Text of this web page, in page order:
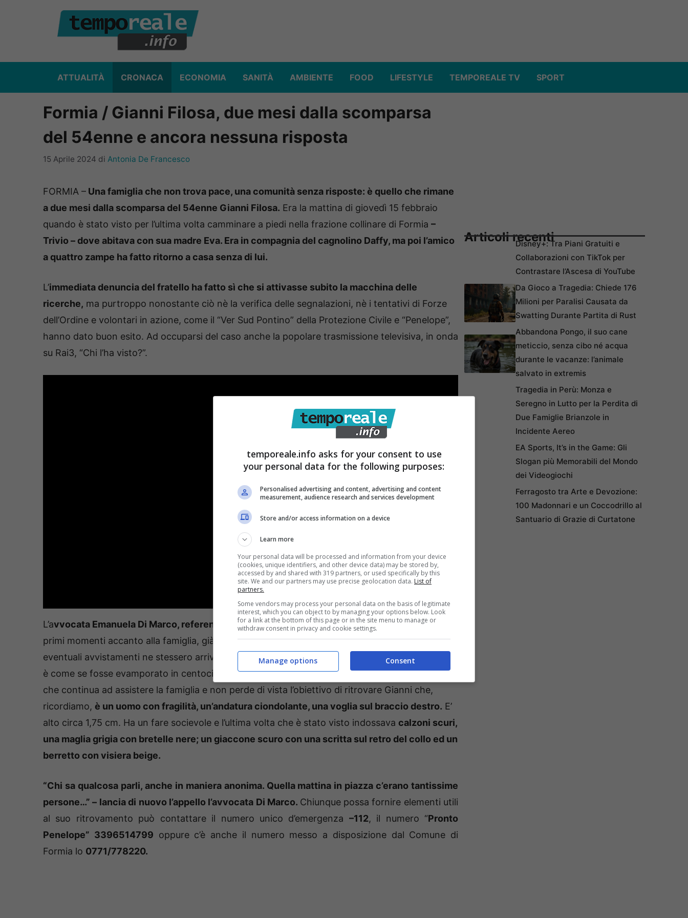
ATTUALITÀ CRONACA ECONOMIA SANITÀ AMBIENTE FOOD LIFESTYLE TEMPOREALE TV SPORT
Formia / Gianni Filosa, due mesi dalla scomparsa
del 54enne e ancora nessuna risposta
15 Aprile 2024 di Antonia De Francesco
FORMIA – Una famiglia che non trova pace, una comunità senza risposte: è quello che rimane
a due mesi dalla scomparsa del 54enne Gianni Filosa. Era la mattina di giovedì 15 febbraio
quando è stato visto per l’ultima volta camminare a piedi nella frazione collinare di Formia –
Trivio – dove abitava con sua madre Eva. Era in compagnia del cagnolino Daffy, ma poi l’amico
a quattro zampe ha fatto ritorno a casa senza di lui.
L’immediata denuncia del fratello ha fatto sì che si attivasse subito la macchina delle
ricerche, ma purtroppo nonostante ciò nè la verifica delle segnalazioni, nè i tentativi di Forze
dell’Ordine e volontari in azione, come il “Ver Sud Pontino” della Protezione Civile e “Penelope”,
hanno dato buon esito. Ad occuparsi del caso anche la popolare trasmissione televisiva, in onda
su Rai3, “Chi l’ha visto?”.
L’avvocata Emanuela Di Marco, referente per il Lazio dell’associazione “Penelope” , fin dai
primi momenti accanto alla famiglia, già un mese fa aveva riferito come di segnalazioni di
eventuali avvistamenti ne stessero arrivando sempre meno. “In questo momento è buio totale;
è come se fosse evamporato in centocinquanta metri sotto casa” – afferma l’avvocata Di Marco
che continua ad assistere la famiglia e non perde di vista l’obiettivo di ritrovare Gianni che,
ricordiamo, è un uomo con fragilità, un’andatura ciondolante, una voglia sul braccio destro. E’
alto circa 1,75 cm. Ha un fare socievole e l’ultima volta che è stato visto indossava calzoni scuri,
una maglia grigia con bretelle nere; un giaccone scuro con una scritta sul retro del collo ed un
berretto con visiera beige.
“Chi sa qualcosa parli, anche in maniera anonima. Quella mattina in piazza c’erano tantissime
persone…” – lancia di nuovo l’appello l’avvocata Di Marco. Chiunque possa fornire elementi utili
al suo ritrovamento può contattare il numero unico d’emergenza –112, il numero “Pronto
Penelope” 3396514799 oppure c’è anche il numero messo a disposizione dal Comune di
Formia lo 0771/778220.
Articoli recentiDisney+: Tra Piani Gratuiti e
Collaborazioni con TikTok per
Contrastare l’Ascesa di YouTube
Da Gioco a Tragedia: Chiede 176
Milioni per Paralisi Causata da
Swatting Durante Partita di Rust
Abbandona Pongo, il suo cane
meticcio, senza cibo né acqua
durante le vacanze: l’animale
salvato in extremis
Tragedia in Perù: Monza e
Seregno in Lutto per la Perdita di
Due Famiglie Brianzole in
Incidente Aereo
EA Sports, It’s in the Game: Gli
Slogan più Memorabili del Mondo
dei Videogiochi
Ferragosto tra Arte e Devozione:
100 Madonnari e un Coccodrillo al
Santuario di Grazie di Curtatone
temporeale.info asks for your consent to use
your personal data for the following purposes:
Personalised advertising and content, advertising and content
measurement, audience research and services development
Store and/or access information on a device
Learn more
Your personal data will be processed and information from your device
(cookies, unique identifiers, and other device data) may be stored by,
accessed by and shared with 319 partners, or used specifically by this
site. We and our partners may use precise geolocation data. List of
partners.
Some vendors may process your personal data on the basis of legitimate
interest, which you can object to by managing your options below. Look
for a link at the bottom of this page or in the site menu to manage or
withdraw consent in privacy and cookie settings.
Consent
Manage options